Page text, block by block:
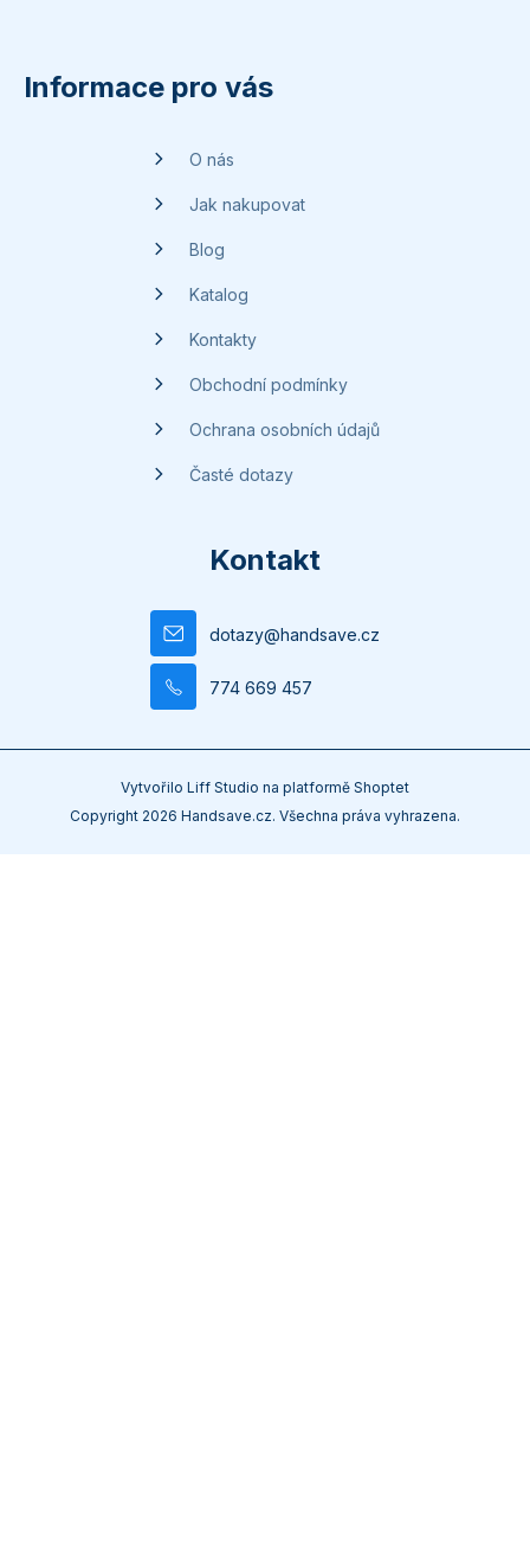
Informace pro vás
O nás
Jak nakupovat
Blog
Katalog
Kontakty
Obchodní podmínky
Ochrana osobních údajů
Časté dotazy
Kontakt
dotazy@handsave.cz
774 669 457
Vytvořilo Liff Studio na platformě Shoptet
Copyright 2026 Handsave.cz. Všechna práva vyhrazena.